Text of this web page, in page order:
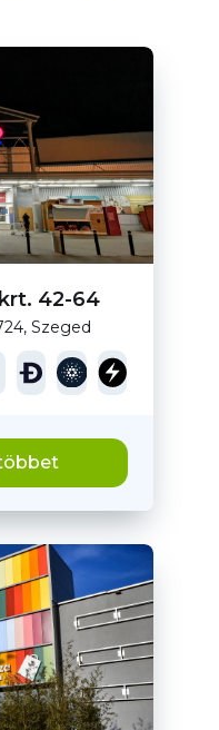
42-64
Szeged